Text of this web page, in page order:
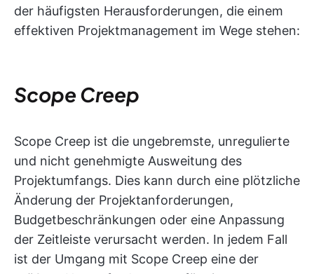
der häufigsten Herausforderungen, die einem
effektiven Projektmanagement im Wege stehen:
Scope Creep
Scope Creep ist die ungebremste, unregulierte
und nicht genehmigte Ausweitung des
Projektumfangs. Dies kann durch eine plötzliche
Änderung der Projektanforderungen,
Budgetbeschränkungen oder eine Anpassung
der Zeitleiste verursacht werden. In jedem Fall
ist der Umgang mit Scope Creep eine der